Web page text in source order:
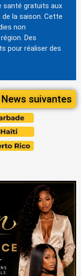
santé gratuits aux
la saison. Cette
non
Des
pour réaliser des
News suivantes